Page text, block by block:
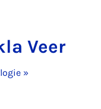
Veer
»